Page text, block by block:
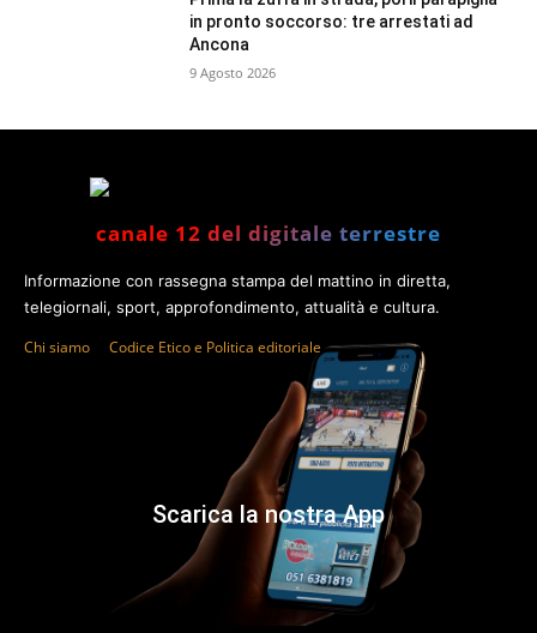
in pronto soccorso: tre arrestati ad
Ancona
9 Agosto 2026
canale 12 del digitale terrestre
Informazione con rassegna stampa del mattino in diretta,
telegiornali, sport, approfondimento, attualità e cultura.
Chi siamo Codice Etico e Politica editoriale
Scarica la nostra App